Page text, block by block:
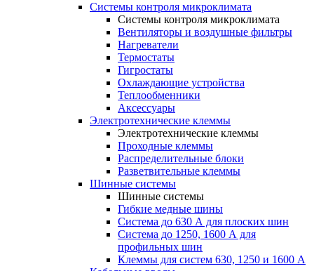
Системы контроля микроклимата
Системы контроля микроклимата
Вентиляторы и воздушные фильтры
Нагреватели
Термостаты
Гигростаты
Охлаждающие устройства
Теплообменники
Аксессуары
Электротехнические клеммы
Электротехнические клеммы
Проходные клеммы
Распределительные блоки
Разветвительные клеммы
Шинные системы
Шинные системы
Гибкие медные шины
Система до 630 А для плоских шин
Система до 1250, 1600 А для
профильных шин
Клеммы для систем 630, 1250 и 1600 А